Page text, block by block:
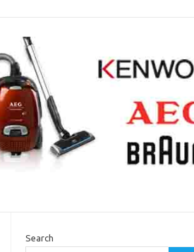
Search